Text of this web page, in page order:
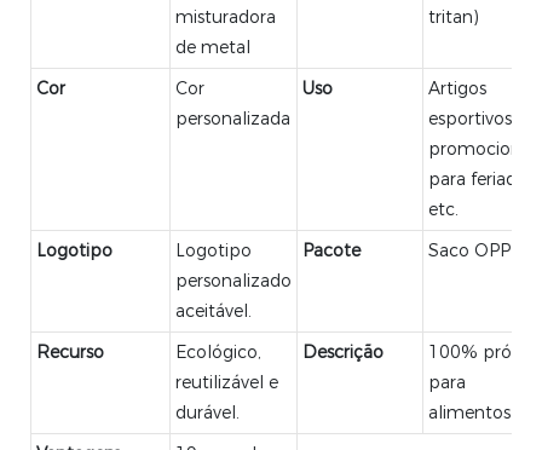
misturadora
de metal
tritan)
Cor
Cor
personalizada
Uso
Artigos
esportivos,
para feriados,
etc.
Logotipo
Logotipo
personalizado
aceitável.
Pacote Saco OPP
Recurso
Ecológico,
reutilizável e
durável.
Descrição
100%
para
alimentos